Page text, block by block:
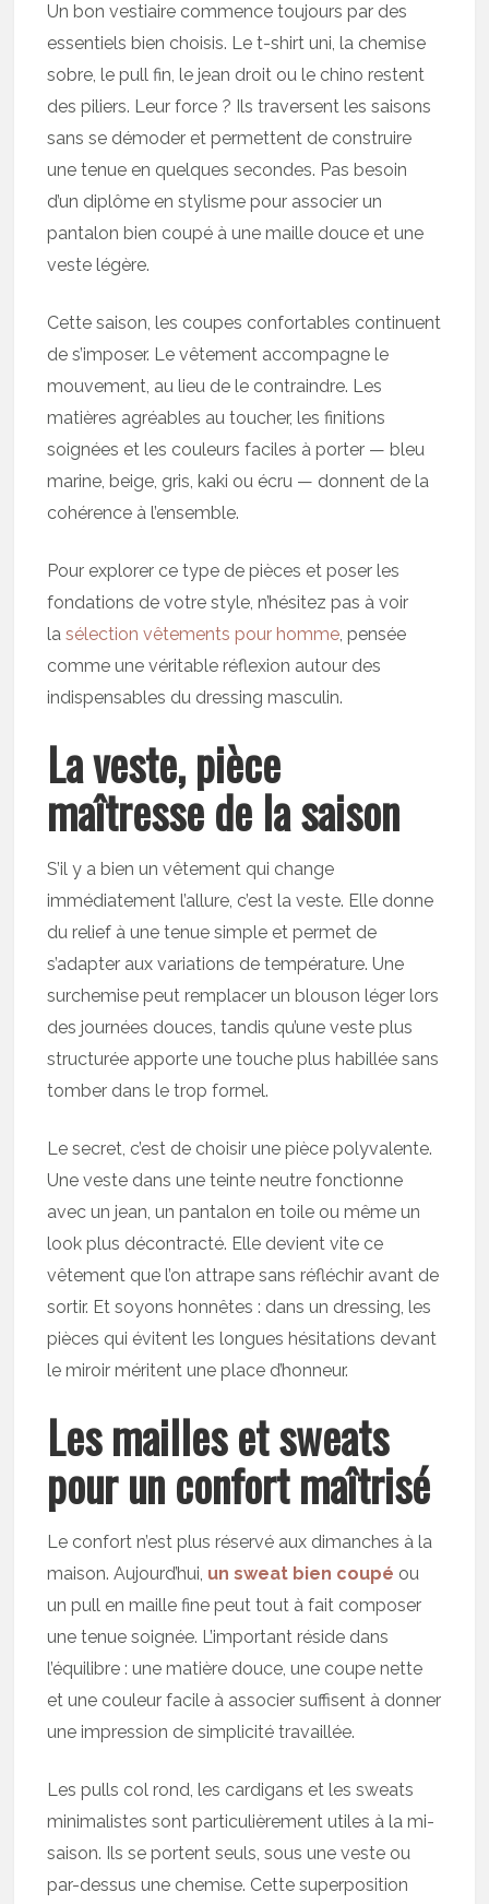
Un bon vestiaire commence toujours par des
essentiels bien choisis. Le t-shirt uni, la chemise
sobre, le pull fin, le jean droit ou le chino restent
des piliers. Leur force ? Ils traversent les saisons
sans se démoder et permettent de construire
une tenue en quelques secondes. Pas besoin
d’un diplôme en stylisme pour associer un
pantalon bien coupé à une maille douce et une
veste légère.
Cette saison, les coupes confortables continuent
de s’imposer. Le vêtement accompagne le
mouvement, au lieu de le contraindre. Les
matières agréables au toucher, les finitions
soignées et les couleurs faciles à porter — bleu
marine, beige, gris, kaki ou écru — donnent de la
cohérence à l’ensemble.
Pour explorer ce type de pièces et poser les
fondations de votre style, n’hésitez pas à voir
lasélection vêtements pour homme, pensée
comme une véritable réflexion autour des
indispensables du dressing masculin.
La veste, pièce
maîtresse de la saison
S’il y a bien un vêtement qui change
immédiatement l’allure, c’est la veste. Elle donne
du relief à une tenue simple et permet de
s’adapter aux variations de température. Une
surchemise peut remplacer un blouson léger lors
des journées douces, tandis qu’une veste plus
structurée apporte une touche plus habillée sans
tomber dans le trop formel.
Le secret, c’est de choisir une pièce polyvalente.
Une veste dans une teinte neutre fonctionne
avec un jean, un pantalon en toile ou même un
look plus décontracté. Elle devient vite ce
vêtement que l’on attrape sans réfléchir avant de
sortir. Et soyons honnêtes : dans un dressing, les
pièces qui évitent les longues hésitations devant
le miroir méritent une place d’honneur.
Les mailles et sweats
pour un confort maîtrisé
Le confort n’est plus réservé aux dimanches à la
maison. Aujourd’hui, un sweat bien coupé ou
un pull en maille fine peut tout à fait composer
une tenue soignée. L’important réside dans
l’équilibre : une matière douce, une coupe nette
et une couleur facile à associer suffisent à donner
une impression de simplicité travaillée.
Les pulls col rond, les cardigans et les sweats
minimalistes sont particulièrement utiles à la mi-
saison. Ils se portent seuls, sous une veste ou
par-dessus une chemise. Cette superposition